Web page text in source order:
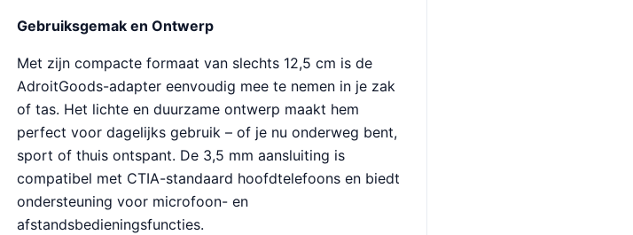
Gebruiksgemak en Ontwerp
Met zijn compacte formaat van slechts 12,5 cm is de
AdroitGoods-adapter eenvoudig mee te nemen in je zak
of tas. Het lichte en duurzame ontwerp maakt hem
perfect voor dagelijks gebruik – of je nu onderweg bent,
sport of thuis ontspant. De 3,5 mm aansluiting is
compatibel met CTIA-standaard hoofdtelefoons en biedt
ondersteuning voor microfoon- en
afstandsbedieningsfuncties.